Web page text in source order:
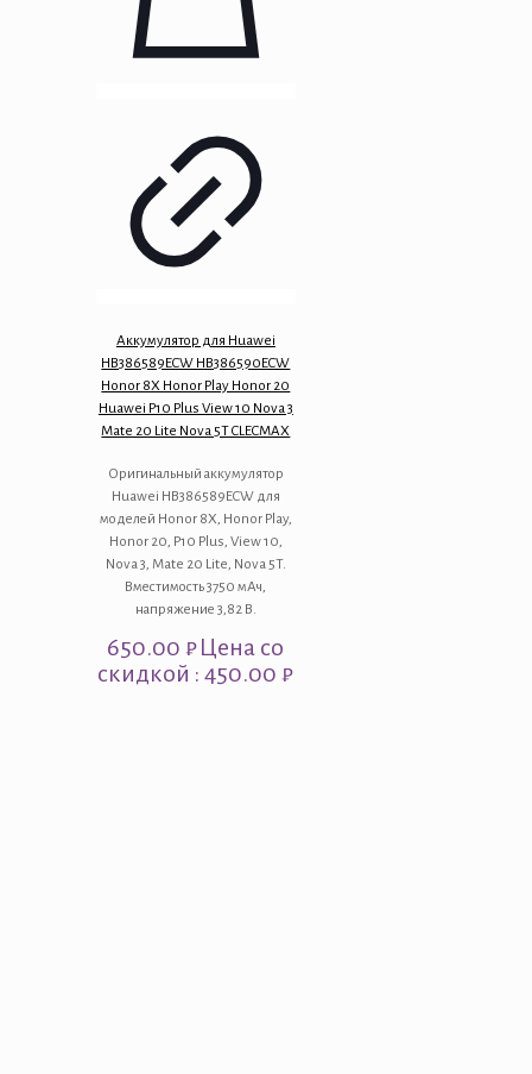
Аккумулятор для Huawei
HB386589ECW HB386590ECW
Honor 8X Honor Play Honor 20
Huawei P10 Plus View 10 Nova 3
Mate 20 Lite Nova 5T CLECMAX
Оригинальный аккумулятор
Huawei HB386589ECW для
моделей Honor 8X, Honor Play,
Honor 20, P10 Plus, View 10,
Nova 3, Mate 20 Lite, Nova 5T.
Вместимость 3750 мАч,
напряжение 3,82 В.
650.00₽Цена со
скидкой : 450.00 ₽